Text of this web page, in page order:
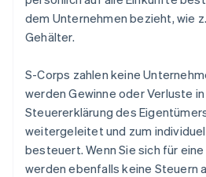
dem Unternehmen bezieht, wie
Gehälter.
S-Corps zahlen keine
werden Gewinne oder Verluste
Steuererklärung des
weitergeleitet und zum
besteuert. Wenn Sie sich für
werden ebenfalls keine Steuern